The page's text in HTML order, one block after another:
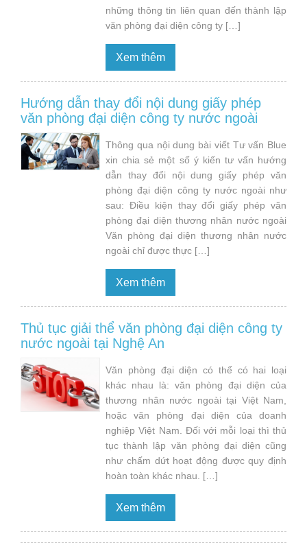
những thông tin liên quan đến thành lập
văn phòng đại diện công ty […]
Xem thêm
Hướng dẫn thay đổi nội dung giấy phép
văn phòng đại diện công ty nước ngoài
Thông qua nội dung bài viết Tư vấn Blue
xin chia sẻ một số ý kiến tư vấn hướng
dẫn thay đổi nội dung giấy phép văn
phòng đại diện công ty nước ngoài như
sau: Điều kiện thay đổi giấy phép văn
phòng đại diện thương nhân nước ngoài
Văn phòng đại diện thương nhân nước
ngoài chỉ được thực […]
Xem thêm
Thủ tục giải thể văn phòng đại diện công ty
nước ngoài tại Nghệ An
Văn phòng đại diện có thể có hai loại
khác nhau là: văn phòng đại diện của
thương nhân nước ngoài tại Việt Nam,
hoặc văn phòng đại diện của doanh
nghiệp Việt Nam. Đối với mỗi loại thì thủ
tục thành lập văn phòng đại diện cũng
như chấm dứt hoạt động được quy định
hoàn toàn khác nhau. […]
Xem thêm